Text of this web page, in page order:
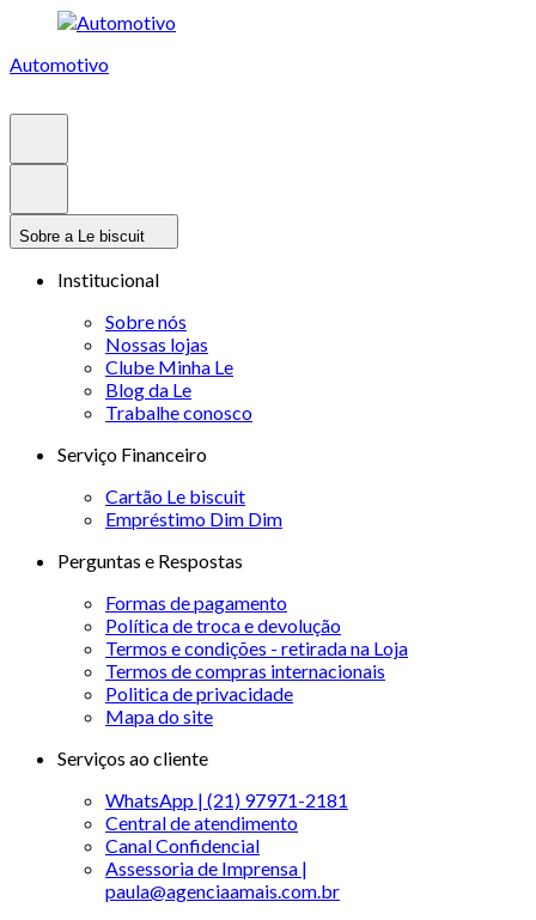
Automotivo
Sobre a Le biscuit
Institucional
Sobre nós
Nossas lojas
Clube Minha Le
Blog da Le
Trabalhe conosco
Serviço Financeiro
Cartão Le biscuit
Empréstimo Dim Dim
Perguntas e Respostas
Formas de pagamento
Política de troca e devolução
Termos e condições - retirada na Loja
Termos de compras internacionais
Politica de privacidade
Mapa do site
Serviços ao cliente
WhatsApp | (21) 97971-2181
Central de atendimento
Canal Confidencial
Assessoria de Imprensa |
paula@agenciaamais.com.br